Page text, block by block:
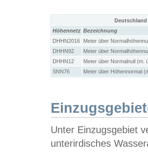
Höhennetz Bezeichnung
DHHN2016
Meter über
DHHN92
Meter über
DHHN12
Meter über Normalnull (m.
SNN76
Meter über Höhennormal
Unter Einzugsgebiet
unterirdisches